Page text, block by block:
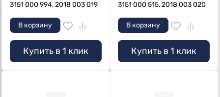
3151 000 994, 2018 003 019
В корзину
Купить в 1 клик
3151 000 515, 2018 003 020
В корзину
Купить в 1 клик